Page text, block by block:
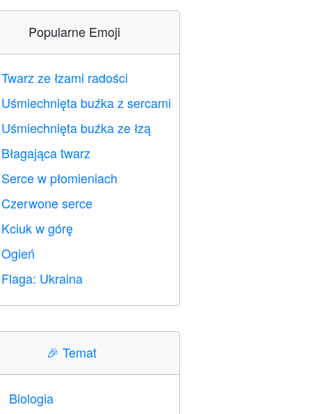
Popularne Emoji
Twarz ze łzami radości
Uśmiechnięta buźka z sercami
Uśmiechnięta buźka ze łzą
Błagająca twarz
Serce w płomieniach
Czerwone serce
Kciuk w górę
Ogień
Flaga: Ukraina
🎉 Temat
Biologia